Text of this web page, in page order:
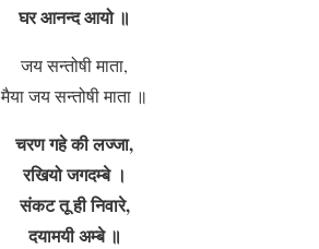
घर आनन्द आयो ॥
जय सन्तोषी माता,
मैया जय सन्तोषी माता ॥
चरण गहे की लज्जा,
रखियो जगदम्बे ।
संकट तू ही निवारे,
दयामयी अम्बे ॥